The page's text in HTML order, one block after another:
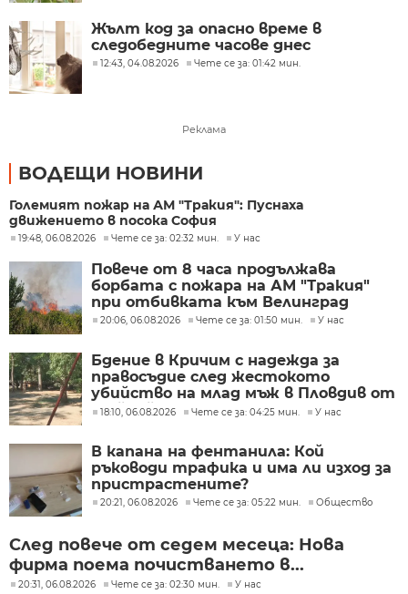
Жълт код за опасно време в
следобедните часове днес
12:43, 04.08.2026 Чете се за: 01:42 мин.
Реклама
ВОДЕЩИ НОВИНИ
Големият пожар на АМ "Тракия": Пуснаха
движението в посока София
19:48, 06.08.2026 Чете се за: 02:32 мин. У нас
Повече от 8 часа продължава
борбата с пожара на АМ "Тракия"
при отбивката към Велинград
20:06, 06.08.2026 Чете се за: 01:50 мин. У нас
Бдение в Кричим с надежда за
правосъдие след жестокото
убийство на млад мъж в Пловдив от
тийнейджъри
18:10, 06.08.2026 Чете се за: 04:25 мин. У нас
В капана на фентанила: Кой
ръководи трафика и има ли изход за
пристрастените?
20:21, 06.08.2026 Чете се за: 05:22 мин. Общество
След повече от седем месеца: Нова
фирма поема почистването в...
20:31, 06.08.2026 Чете се за: 02:30 мин. У нас